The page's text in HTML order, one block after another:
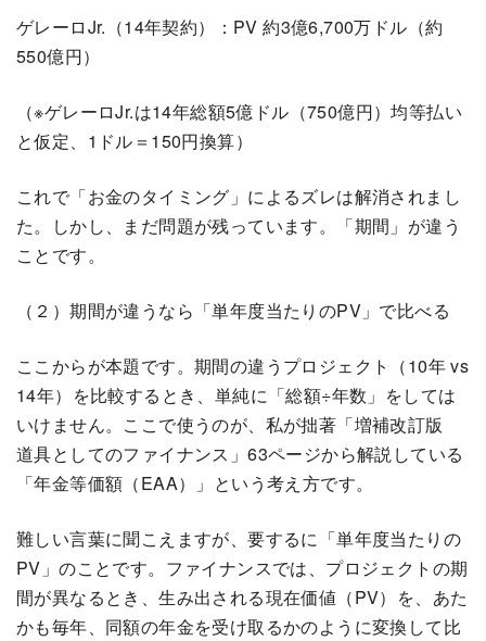
ゲレーロJr.（14年契約）：PV 約3億6,700万ドル（約
550億円）
（※ゲレーロJr.は14年総額5億ドル（750億円）均等払い
と仮定、1ドル＝150円換算）
これで「お金のタイミング」によるズレは解消されまし
た。しかし、まだ問題が残っています。「期間」が違う
ことです。
（２）期間が違うなら「単年度当たりのPV」で比べる
ここからが本題です。期間の違うプロジェクト（10年 vs
14年）を比較するとき、単純に「総額÷年数」をしては
いけません。ここで使うのが、私が拙著「増補改訂版
道具としてのファイナンス」63ページから解説している
「年金等価額（EAA）」という考え方です。
難しい言葉に聞こえますが、要するに「単年度当たりの
PV」のことです。ファイナンスでは、プロジェクトの期
間が異なるとき、生み出される現在価値（PV）を、あた
かも毎年、同額の年金を受け取るかのように変換して比